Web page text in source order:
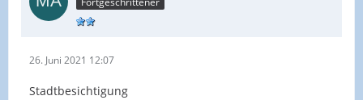
26. Juni 2021 12:07
Stadtbesichtigung